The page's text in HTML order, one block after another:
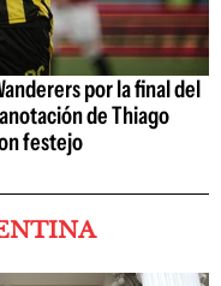
por la final del
de Thiago
festejo